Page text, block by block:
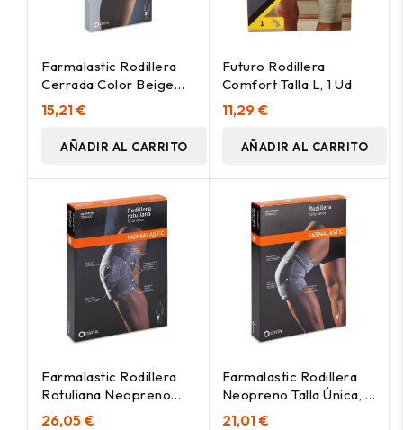
Farmalastic Rodillera
Cerrada Color Beige
Talla Grande
15,21 €
AÑADIR AL CARRITO
Futuro Rodillera
Comfort Talla L, 1 Ud
11,29 €
AÑADIR AL CARRITO
Farmalastic Rodillera
Rotuliana Neopreno
Talla Única, 1 Ud
26,05 €
Farmalastic Rodillera
Neopreno Talla Única, 1
Ud
21,01 €